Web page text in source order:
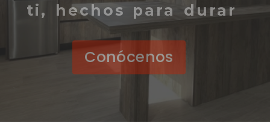
ti, hechos para durar
Conócenos